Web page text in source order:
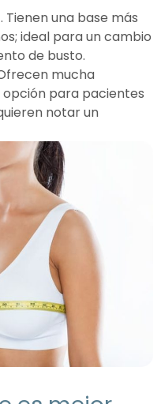
. Tienen una base más
ideal para un cambio
de busto.
mucha
para pacientes
notar un